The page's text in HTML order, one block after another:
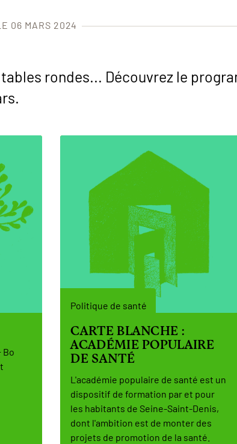
06 MARS 2024
rondes... Découvrez le
Bo
Politique de santé
CARTE BLANCHE :
ACADÉMIE POPULAIRE
DE SANTÉ
L'académie populaire de santé est un
dispositif de formation par et pour
les habitants de Seine-Saint-Denis,
dont l'ambition est de monter des
projets de promotion de la santé.